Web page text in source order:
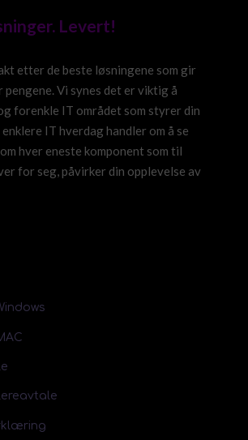
Levert!
etter de beste løsningene som gir
Vi synes det er viktig å
forenkle IT området som styrer din
IT hverdag handler om å se
hver eneste komponent som til
for seg, påvirker din opplevelse av